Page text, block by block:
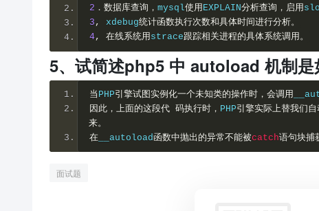
2 ．数据库查询，mysql使用EXPLAIN分析查询，启用
3 , xdebug统计函数执行次数和具体时间进行分析。
4, 在线系统用strace跟踪相关进程的具体系统调用。
5、试简述php5 中 autoload 机制是
当 PHP引擎试图实例化一个未知类的操作时，会调用
因此，上面的这段代 码执行时， PHP引擎实际上替我们
来。
在 __autoload函数中抛出的异常不能被catch语句块捕
面试题